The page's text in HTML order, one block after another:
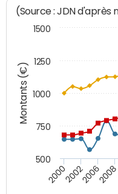
Montants (€)
(Source : JDN d'après
2000200220062008
500
750
1000
1250
1500